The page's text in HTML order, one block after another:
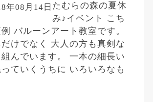
年08月14日 たむらの森の夏休
み♪イベント こち
バルーンアート教室です。
けでなく 大人の方も真剣な
んでいます。 一本の細長い
ていくうちに いろいろなも